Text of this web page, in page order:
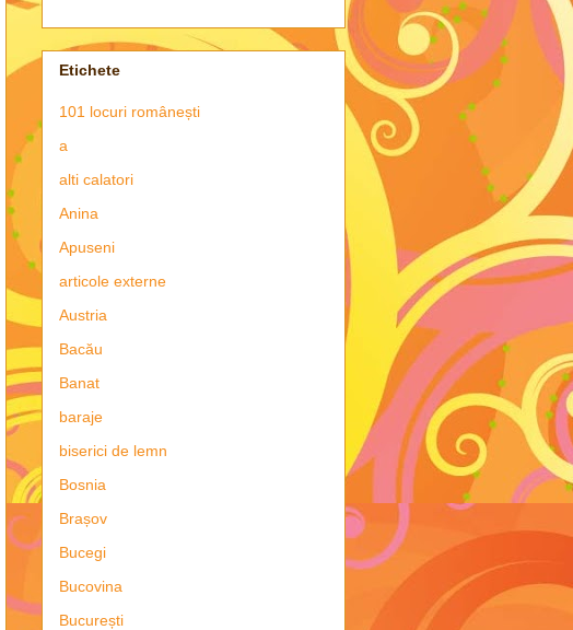
Etichete
101 locuri românești
a
alti calatori
Anina
Apuseni
articole externe
Austria
Bacău
Banat
baraje
biserici de lemn
Bosnia
Brașov
Bucegi
Bucovina
București